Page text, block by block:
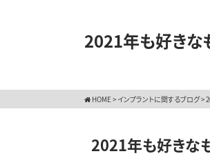
2021年も好きな
HOME> インプラントに関するブログ>
2021年も好きな